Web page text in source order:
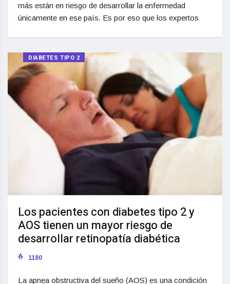
más están en riesgo de desarrollar la enfermedad
únicamente en ese país. Es por eso que los expertos
DIABETES TIPO 2
Los pacientes con diabetes tipo 2 y
AOS tienen un mayor riesgo de
desarrollar retinopatía diabética
1180
La apnea obstructiva del sueño (AOS) es una condición